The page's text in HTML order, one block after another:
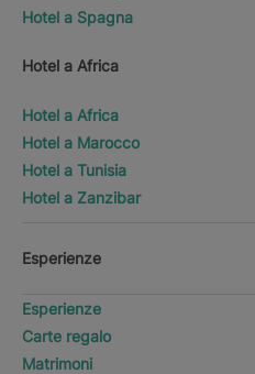
Hotel a Spagna
Hotel a Africa
Hotel a Africa
Hotel a Marocco
Hotel a Tunisia
Hotel a Zanzibar
Esperienze
Esperienze
Carte regalo
Matrimoni